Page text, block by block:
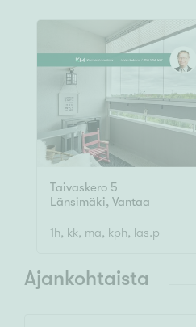
Taivaskero 5
Länsimäki, Vantaa
1h, kk, ma, kph, las.p
Ajankohtaista